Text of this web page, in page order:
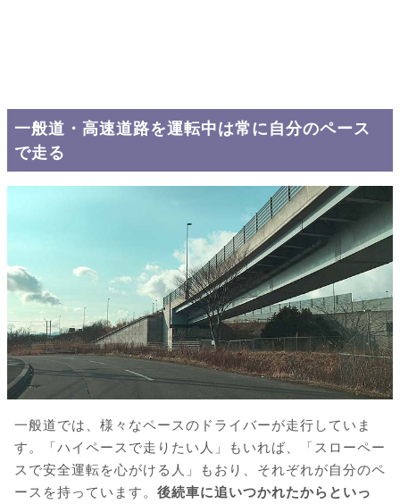
一般道・高速道路を運転中は常に自分のペース
で走る
一般道では、様々なペースのドライバーが走行していま
す。「ハイペースで走りたい人」もいれば、「スローペー
スで安全運転を心がける人」もおり、それぞれが自分のペ
ースを持っています。 後続車に追いつかれたからといっ